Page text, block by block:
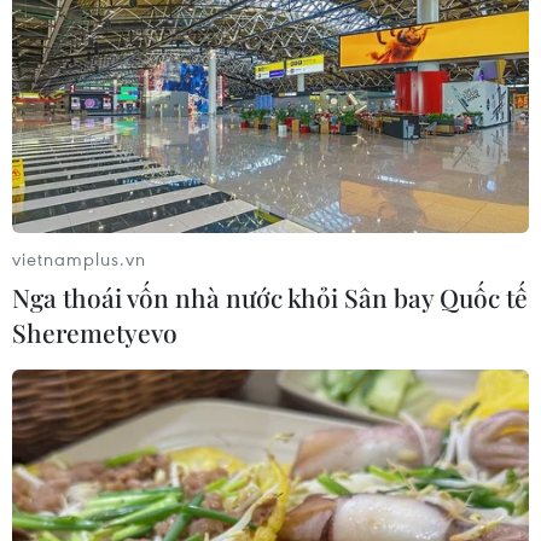
mới COVID-19 cao chưa từng có
12/01/2022 06:16
Pháp ghi nhận số ca mắc mới cao nhất trong ngày với
368.149 ca, trong khi Thổ Nhĩ Kỳ ghi nhận tới 74.266 ca
mắc mới COVID-19, mức cao nhất kể từ đầu đại dịch
vietnamplus.vn
Nga thoái vốn nhà nước khỏi Sân bay Quốc tế
Sheremetyevo